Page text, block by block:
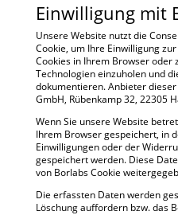
Einwilligung mit
Unsere Website nutzt die
Cookie, um Ihre Einwilligung
Cookies in Ihrem Browser oder
Technologien einzuholen und
dokumentieren. Anbieter
GmbH, Rübenkamp 32, 22305
Wenn Sie unsere Website
Ihrem Browser gespeichert, in
Einwilligungen oder der
gespeichert werden. Diese
von Borlabs Cookie
Die erfassten Daten werden
Löschung auffordern bzw. das